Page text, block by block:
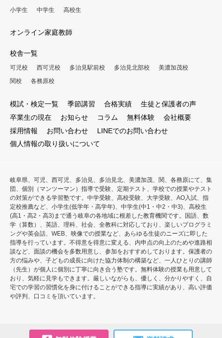
小学生 中学生 高校生
オンライン家庭教師
校舎一覧
可児校 西可児校 多治見駅前校 多治見北部校
美濃加茂校
関校
各務原校
模試・検定一覧 季節講習 合格実績
生徒と保護者の声
卒業生の現在
お知らせ コラム 無料体験
会社概要
採用情報
お問い合わせ
LINEでのお問い合わせ
個人情報の取り扱いについて
岐阜県、可児、西可児、多治見、多治見北、美濃加茂、関、各務原にて、集
団、個別（マンツーマン）指導で受験、定期テスト、学校での授業やテスト
の対策ができる学習塾です。中学受験、高校受験、大学受験、AO入試、指
定校推薦など、小学生(低学年・高学年)、中学生(中1・中2・中3)、高校生
(高1・高2・高3)まで通う岐阜の各地域に根差した教育機関です。国語、数
学（算数）、英語、理科、社会、全教科に対応しており、楽しいプログラミ
ングや英会話、WEB、映像での授業など、あらゆる生徒のニーズに即した
指導を行っています。不得意を得意に変える、内申点の向上のためや進路相
談など、面談の機会を多数用意し、参加をおすすめしております。保護者の
方の悩みや、子どもの成長に向けた協力体制の構築など、一人ひとりの講師
（先生）が個人に個別に丁寧に向き合う塾です。無料体験の授業も用意して
おり、気軽に見学もできます。厳しいながらも、優しく、分かりやすく、自
宅での学習の習慣化を身に付けることができる指導に実績があり、高い評価
や評判、口コミを頂いています。